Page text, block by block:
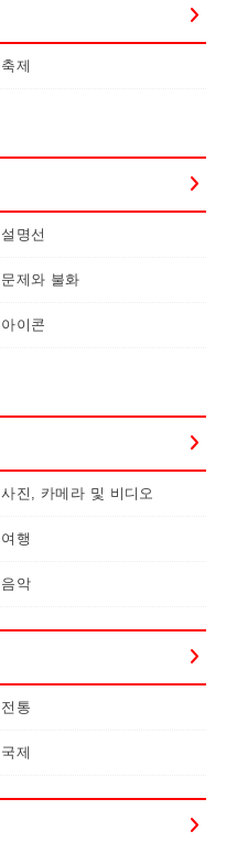
축제
설명선
문제와 불화
아이콘
사진, 카메라 및 비디오
여행
음악
전통
국제